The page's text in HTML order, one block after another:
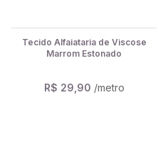
Tecido Alfaiataria de Viscose
Marrom Estonado
R$ 29,90 /metro